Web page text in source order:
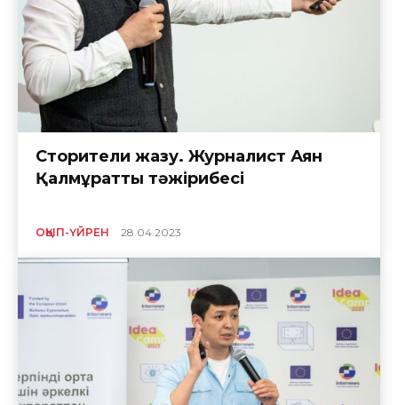
Сторителиң жазу. Журналист Аян
Қалмұраттың тәжірибесі
ОҚЫП-ҮЙРЕН 28.04.2023